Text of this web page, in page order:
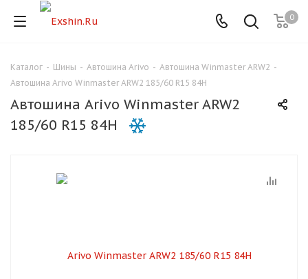
0
Каталог - Шины - Автошина Arivo - Автошина Winmaster ARW2 -
Автошина Arivo Winmaster ARW2 185/60 R15 84H
Автошина Arivo Winmaster ARW2
185/60 R15 84H
Для клиентов всех банков
Разбейте
оплату на части